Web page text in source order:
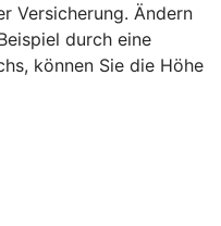
Versicherung. Ändern
durch eine
können Sie die Höhe